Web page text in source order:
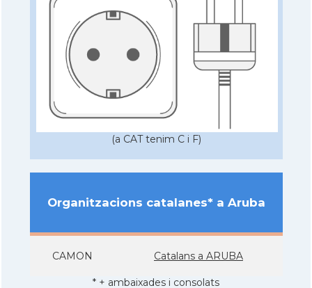
(a CAT tenim C i F)
Organitzacions catalanes* a Aruba
CAMON Catalans a ARUBA
* + ambaixades i consolats